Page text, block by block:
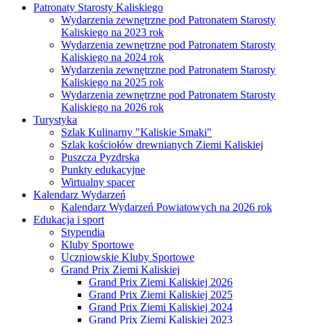
Patronaty Starosty Kaliskiego
Wydarzenia zewnętrzne pod Patronatem Starosty
Kaliskiego na 2023 rok
Wydarzenia zewnętrzne pod Patronatem Starosty
Kaliskiego na 2024 rok
Wydarzenia zewnętrzne pod Patronatem Starosty
Kaliskiego na 2025 rok
Wydarzenia zewnętrzne pod Patronatem Starosty
Kaliskiego na 2026 rok
Turystyka
Szlak Kulinarny "Kaliskie Smaki"
Szlak kościołów drewnianych Ziemi Kaliskiej
Puszcza Pyzdrska
Punkty edukacyjne
Wirtualny spacer
Kalendarz Wydarzeń
Kalendarz Wydarzeń Powiatowych na 2026 rok
Edukacja i sport
Stypendia
Kluby Sportowe
Uczniowskie Kluby Sportowe
Grand Prix Ziemi Kaliskiej
Grand Prix Ziemi Kaliskiej 2026
Grand Prix Ziemi Kaliskiej 2025
Grand Prix Ziemi Kaliskiej 2024
Grand Prix Ziemi Kaliskiej 2023